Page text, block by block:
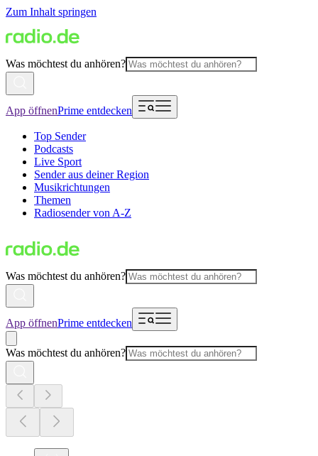
Zum Inhalt springen
Was möchtest du anhören?
App öffnenPrime entdecken
Top Sender
Podcasts
Live Sport
Sender aus deiner Region
Musikrichtungen
Themen
Radiosender von A-Z
Was möchtest du anhören?
App öffnenPrime entdecken
Was möchtest du anhören?